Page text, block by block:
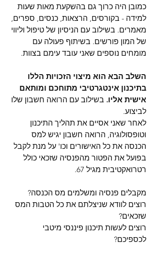
כמובן היה כרוך גם בהשקעת מאות שעות
למידה - בקורסים, הרצאות, כנסים, ספרים,
מאמרים. בשילוב עם הניסיון של טיפול וליווי
של המון פורשים. בשיתוף פעולה עם
מומחים נוספים שאני עובד עימם בצוות.
השלב הבא הוא מיצוי הזכויות הללו
בתיכנון אינטגרטיבי מתוחכם ומותאם
אישית אליו. בשילוב עם הרואה חשבון שלו
לביצוע.
לאחר שאני אסיים את תהליך התיכנון
וטופסולוגיה, הרואה חשבון יגיש למס
הכנסה את כל האישורים וכו' על מנת לקבל
בפועל את הפטור מהפנסיה שזכאי כולל
רטרואקטיבית מגיל 67.
מקבלים פנסיה ומשלמים מס הכנסה?
רוצים לוודא שניצלתם את כל הטבות המס
שזכאים?
רוצים לעשות תיכנון פיננסי מיטבי
לכספיכם?